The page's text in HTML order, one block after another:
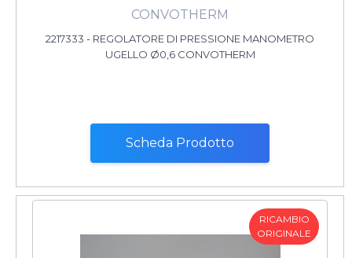
CONVOTHERM
2217333 - REGOLATORE DI PRESSIONE MANOMETRO
UGELLO Ø0,6 CONVOTHERM
Scheda Prodotto
RICAMBIO
ORIGINALE